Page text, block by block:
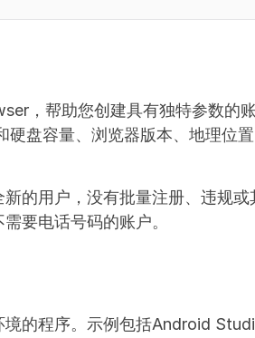
，帮助您创建具有独特参数的
硬盘容量、浏览器版本、地理位
的用户，没有批量注册、违规或
要电话号码的账户。
境的程序。示例包括Android